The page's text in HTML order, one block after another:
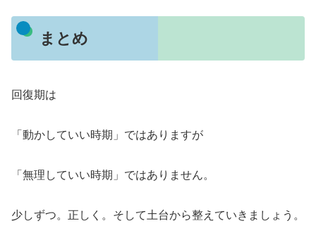
まとめ
回復期は
「動かしていい時期」ではありますが
「無理していい時期」ではありません。
少しずつ。正しく。そして土台から整えていきましょう。